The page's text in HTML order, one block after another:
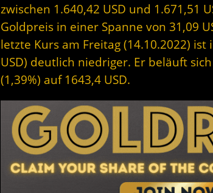
zwischen 1.640,42 USD und 1.671,51
Goldpreis in einer Spanne von 31,09
letzte Kurs am Freitag (14.10.2022) ist
USD) deutlich niedriger. Er beläuft
(1,39%) auf 1643,4 USD.